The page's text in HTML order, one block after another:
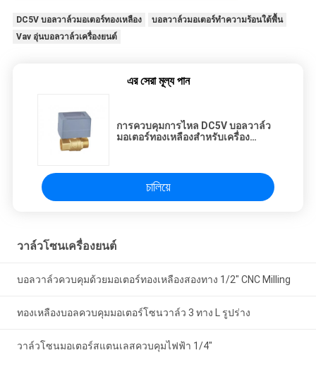
DC5V บอลวาล์วมอเตอร์ทองเหลือง
บอลวาล์วมอเตอร์ทำความร้อนใต้พื้น
Vav อุ่นบอลวาล์วเครื่องยนต์
এর সেরা মূল্য পান
การควบคุมการไหล DC5V บอลวาล์ว
มอเตอร์ทองเหลืองสำหรับเครื่อง
চালিয়ে
วาล์วโซนเครื่องยนต์
บอลวาล์วควบคุมด้วยมอเตอร์ทองเหลืองสองทาง 1/2" CNC Milling
ทองเหลืองบอลควบคุมมอเตอร์โซนวาล์ว 3 ทาง L รูปร่าง
วาล์วโซนมอเตอร์สแตนเลสควบคุมไฟฟ้า 1/4"